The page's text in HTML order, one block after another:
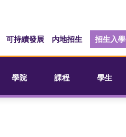
可持續發展 内地招生 招生入學
學院 課程 學生